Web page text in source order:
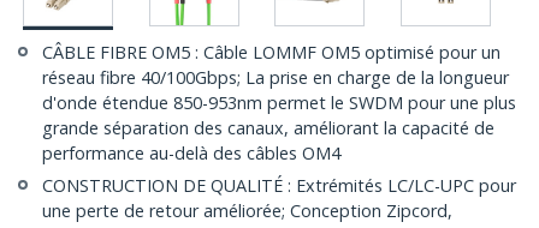
CÂBLE FIBRE OM5 : Câble LOMMF OM5 optimisé pour un
réseau fibre 40/100Gbps; La prise en charge de la longueur
d'onde étendue 850-953nm permet le SWDM pour une plus
grande séparation des canaux, améliorant la capacité de
performance au-delà des câbles OM4
CONSTRUCTION DE QUALITÉ : Extrémités LC/LC-UPC pour
une perte de retour améliorée; Conception Zipcord,